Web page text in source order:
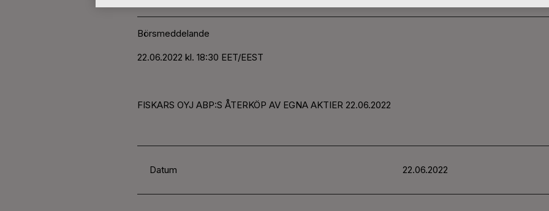
Börsmeddelande
22.06.2022 kl. 18:30 EET/EEST
FISKARS OYJ ABP:S ÅTERKÖP AV EGNA AKTIER 22.06.2022
Datum 22.06.2022